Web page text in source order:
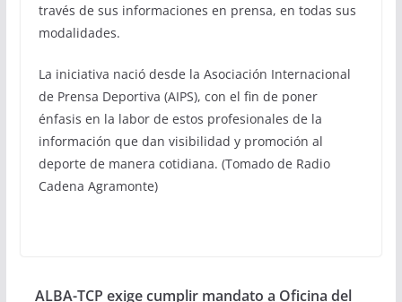
través de sus informaciones en prensa, en todas sus
modalidades.
La iniciativa nació desde la Asociación Internacional
de Prensa Deportiva (AIPS), con el fin de poner
énfasis en la labor de estos profesionales de la
información que dan visibilidad y promoción al
deporte de manera cotidiana. (Tomado de Radio
Cadena Agramonte)
ALBA-TCP exige cumplir mandato a Oficina del